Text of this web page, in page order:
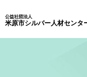
公益社団法人
米原市シルバー人材センタ